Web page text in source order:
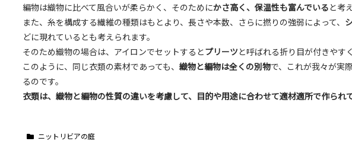
編物は織物に比べて風合いが柔らかく、そのためにかさ高く、保温性も富んでいると考
また、糸を構成する繊維の種類はもとより、長さや本数、さらに撚りの強弱によって、
どに現れているとも考えられます。
そのため織物の場合は、アイロンでセットするとプリーツと呼ばれる折り目が付きやす
このように、同じ衣類の素材であっても、 織物と編物は全くの別物で、これが我々が実
るのです。
衣類は、織物と編物の性質の違いを考慮して、目的や用途に合わせて適材適所で作られ
ニットリビアの庭